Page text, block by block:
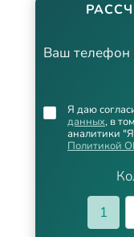
Ваш телефон
1
Я даю
данных, в
аналитики
Политикой